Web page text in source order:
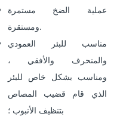
عملية الضخ مستمرة
ومستقرة.
مناسب للبئر العمودي
والمنحرف والأفقي ،
ومناسب بشكل خاص للبئر
الذي قام قضيب المصاص
بتنظيف الأنبوب ؛